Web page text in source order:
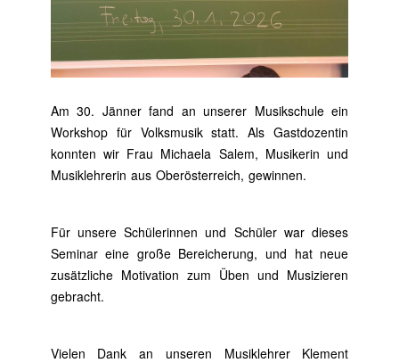
Am 30. Jänner fand an unserer Musikschule ein
Workshop für Volksmusik statt. Als Gastdozentin
konnten wir Frau Michaela Salem, Musikerin und
Musiklehrerin aus Oberösterreich, gewinnen.
Für unsere Schülerinnen und Schüler war dieses
Seminar eine große Bereicherung, und hat neue
zusätzliche Motivation zum Üben und Musizieren
gebracht.
Vielen Dank an unseren Musiklehrer Klement